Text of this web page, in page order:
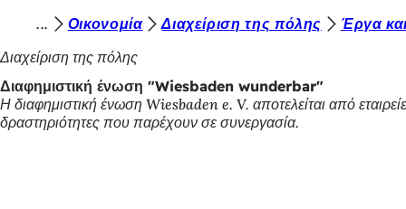
Μετάβαση στο περιεχόμενο
ρ
ί
σ
Οικονομία Διαχείριση της πόλης
Έργα
Διαχείριση της πόλης
Διαφημιστική ένωση "Wiesbaden wunderbar"
Η διαφημιστική ένωση Wiesbaden e. V. αποτελείται από
δραστηριότητες που παρέχουν σε συνεργασία.